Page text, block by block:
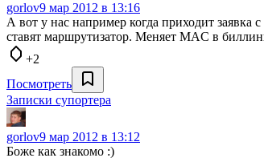
gorlov9 мар 2012 в 13:16
А вот у нас например когда приходит
ставят маршрутизатор. Меняет MAC в
+2
Посмотреть
Записки супортера
gorlov9 мар 2012 в 13:12
Боже как знакомо :)